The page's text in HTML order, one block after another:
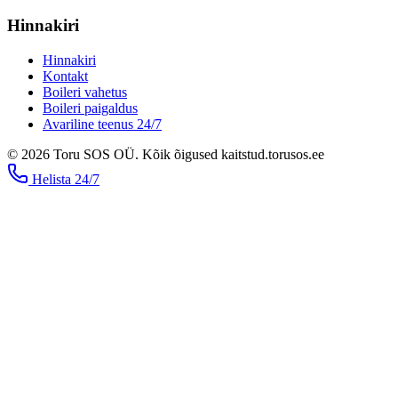
Hinnakiri
Hinnakiri
Kontakt
Boileri vahetus
Boileri paigaldus
Avariline teenus 24/7
© 2026 Toru SOS OÜ. Kõik õigused kaitstud.torusos.ee
Helista 24/7